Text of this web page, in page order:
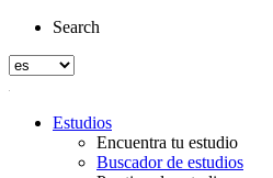
Search
Estudios
Encuentra tu estudio
Buscador de estudios